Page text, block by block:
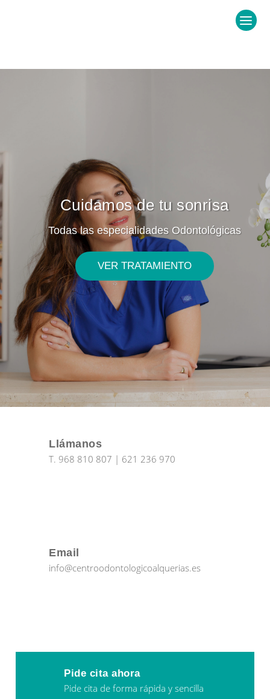
Cuidamos de tu sonrisa
Todas las especialidades Odontológicas
VER TRATAMIENTO
Llámanos
T. 968 810 807 | 621 236 970
Email
info@centroodontologicoalquerias.es
Pide cita ahora
Pide cita de forma rápida y sencilla